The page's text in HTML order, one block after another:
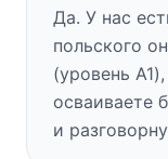
Да. У нас
польского
(уровень
осваиваете
и